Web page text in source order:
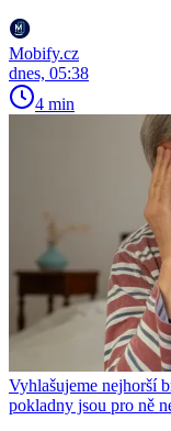
Mobify.cz
dnes, 05:38
4 min
Vyhlašujeme nejhorší
pokladny jsou pro ně